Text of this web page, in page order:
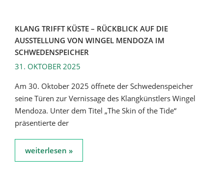
KLANG TRIFFT KÜSTE – RÜCKBLICK AUF DIE
AUSSTELLUNG VON WINGEL MENDOZA IM
SCHWEDENSPEICHER
31. OKTOBER 2025
Am 30. Oktober 2025 öffnete der Schwedenspeicher
seine Türen zur Vernissage des Klangkünstlers Wingel
Mendoza. Unter dem Titel „The Skin of the Tide“
präsentierte der
weiterlesen »